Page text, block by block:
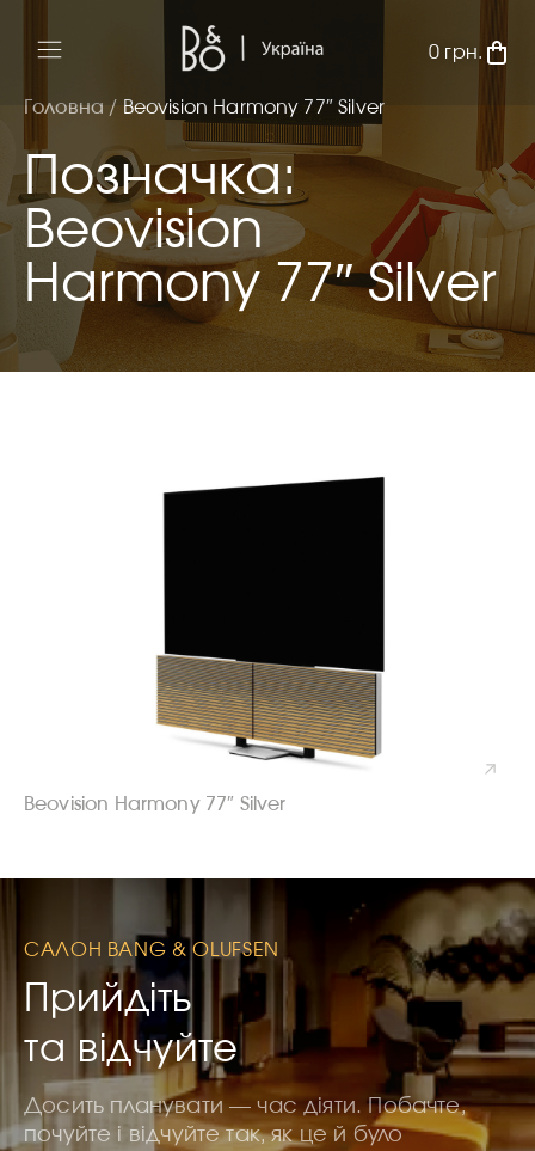
0 грн.
Головна / Beovision Harmony 77″ Silver
Позначка:
Beovision
Harmony 77″ Silver
Beovision Harmony 77″ Silver
САЛОН BANG & OLUFSEN
Прийдіть
та відчуйте
Досить планувати — час діяти. Побачте,
почуйте і відчуйте так, як це й було